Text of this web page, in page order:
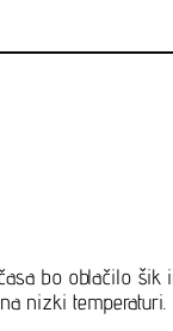
bo oblačilo šik
nizki temperaturi.